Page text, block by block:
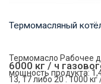
Термомасляный
Термомасло Рабочее
мощность продукта:
6000 кг / ч
13, 17 либо 20 . 1000